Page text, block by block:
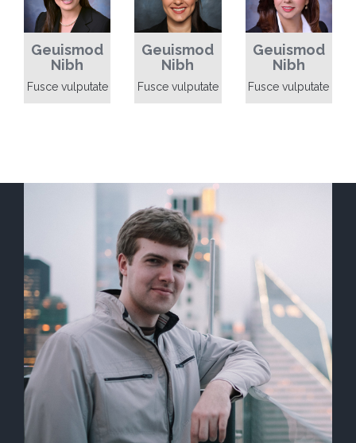
Geuismod
Nibh
Fusce vulputate
Geuismod
Nibh
Fusce vulputate
Geuismod
Nibh
Fusce vulputate